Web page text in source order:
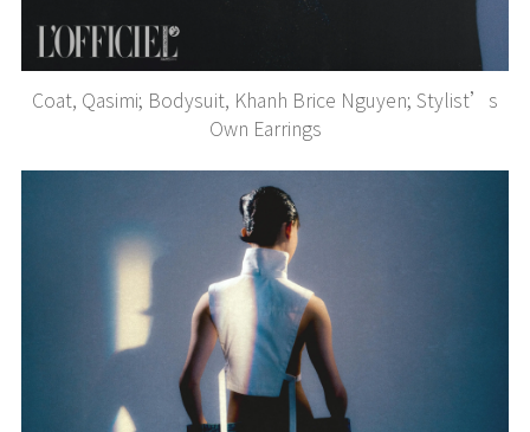
Coat, Qasimi; Bodysuit, Khanh Brice Nguyen; Stylist’s
Own Earrings